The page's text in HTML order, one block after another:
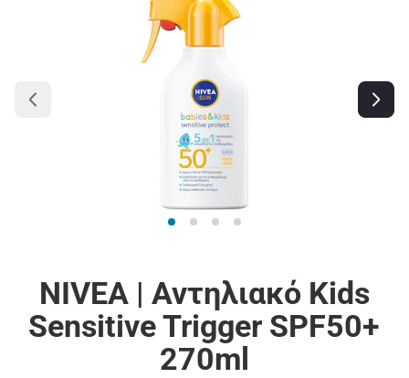
NIVEA | Αντηλιακό Kids
Sensitive Trigger SPF50+
270ml